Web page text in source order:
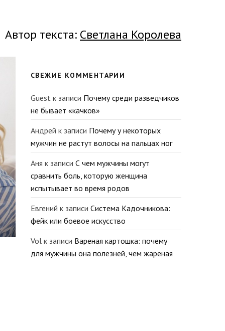
Автор текста: Светлана Королева
СВЕЖИЕ КОММЕНТАРИИ
Guest к записи Почему среди разведчиков
не бывает «качков»
Андрей к записи Почему у некоторых
мужчин не растут волосы на пальцах ног
Аня к записи С чем мужчины могут
сравнить боль, которую женщина
испытывает во время родов
Евгений к записи Система Кадочникова:
фейк или боевое искусство
Vol к записи Вареная картошка: почему
для мужчины она полезней, чем жареная